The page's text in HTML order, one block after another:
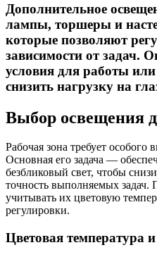
Дополнительное
лампы, торшеры и
которые позволяют
зависимости от задач.
условия для работы
снизить нагрузку на
Выбор освещения
Рабочая зона требует
Основная его задача —
безбликовый свет, чтобы
точность выполняемых
учитывать их цветовую
регулировки.
Цветовая температура и